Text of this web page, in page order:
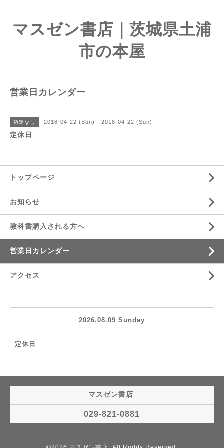
マスゼン書店｜茨城県土浦
市の本屋
営業日カレンダー
指定なし 2018-04-22 (Sun) - 2018-04-22 (Sun)
定休日
トップページ
お知らせ
教科書購入される方へ
営業日カレンダー
アクセス
2026.08.09 Sunday
定休日
マスゼン書店
029-821-0881